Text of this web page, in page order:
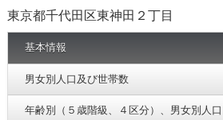
東京都千代田区東神田２丁目
基本情報
男女別人口及び世帯数
年齢別（５歳階級、４区分）、男女別人口